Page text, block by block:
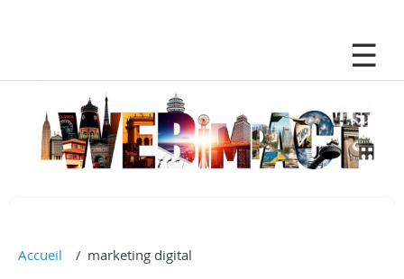
Accueil marketing digital